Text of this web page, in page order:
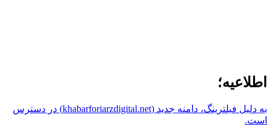
اطلاعیه؛
به دلیل فیلترینگ، دامنه جدید (khabarforiarzdigital.net) در دسترس
است.